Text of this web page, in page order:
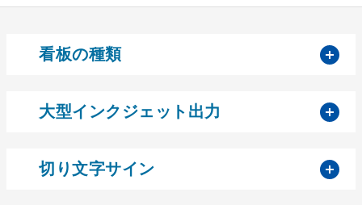
看板の種類
大型インクジェット出力
切り文字サイン